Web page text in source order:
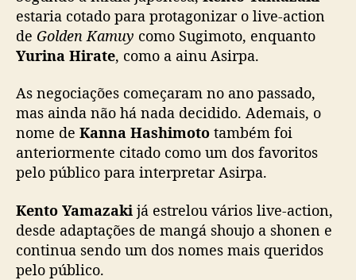
u
i
n
H
i
r
a
t
s
t
a
estaria cotado para protagonizar o live-action
de Golden Kamuy como Sugimoto, enquanto
Yurina Hirate, como a ainu Asirpa.
As negociações começaram no ano passado,
mas ainda não há nada decidido. Ademais, o
nome de Kanna Hashimoto também foi
anteriormente citado como um dos favoritos
pelo público para interpretar Asirpa.
Kento Yamazaki já estrelou vários live-action,
desde adaptações de mangá shoujo a shonen e
continua sendo um dos nomes mais queridos
pelo público.